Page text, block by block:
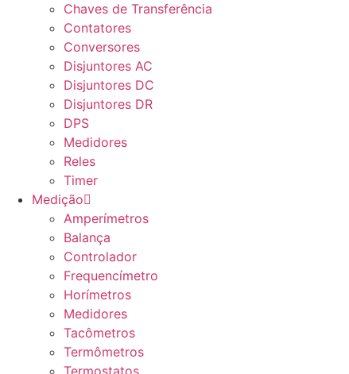
Chaves de Transferência
Contatores
Conversores
Disjuntores AC
Disjuntores DC
Disjuntores DR
DPS
Medidores
Reles
Timer
Medição
Amperímetros
Balança
Controlador
Frequencímetro
Horímetros
Medidores
Tacômetros
Termômetros
Termostatos